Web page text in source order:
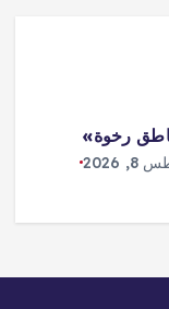
رخوة»
2026